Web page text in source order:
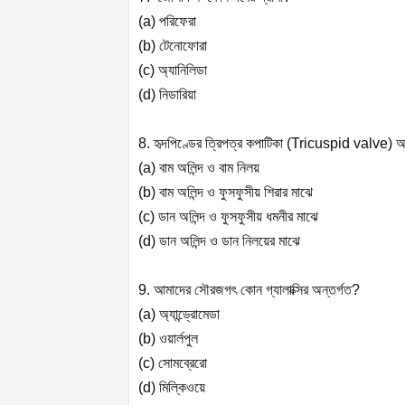
(a) পরিফেরা
(b) টেনোফোরা
(c) অ্যানিলিডা
(d) নিডারিয়া
8. হৃদপিণ্ডের ত্রিপত্র কপাটিকা (Tricuspid valve)
(a) বাম অলিন্দ ও বাম নিলয়
(b) বাম অলিন্দ ও ফুসফুসীয় শিরার মাঝে
(c) ডান অলিন্দ ও ফুসফুসীয় ধমনীর মাঝে
(d) ডান অলিন্দ ও ডান নিলয়ের মাঝে
9. আমাদের সৌরজগৎ কোন গ্যালাক্সির অন্তর্গত?
(a) অ্যান্ড্রোমেডা
(b) ওয়ার্লপুল
(c) সোমব্রেরো
(d) মিল্কিওয়ে